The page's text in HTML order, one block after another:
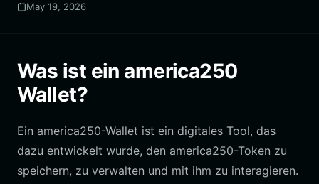
May 19, 2026
Was ist ein america250
Wallet?
Ein america250-Wallet ist ein digitales Tool, das
dazu entwickelt wurde, den america250-Token zu
speichern, zu verwalten und mit ihm zu interagieren.